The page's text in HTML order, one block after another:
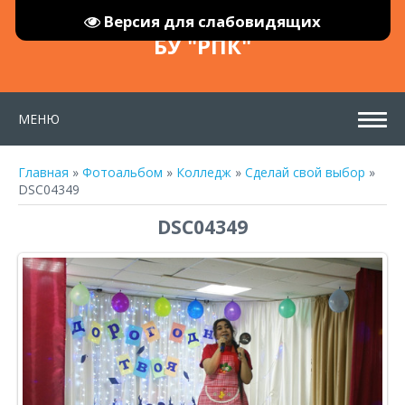
Версия для слабовидящих
БУ "РПК"
МЕНЮ
Главная » Фотоальбом » Колледж » Сделай свой выбор »
DSC04349
DSC04349